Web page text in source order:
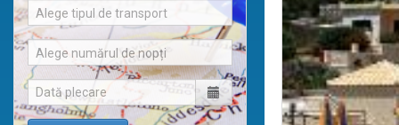
Alege tipul de transport
Alege numărul de nopți